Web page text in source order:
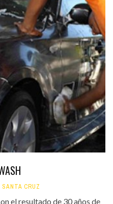
CRUZ
el resultado de 30 años de